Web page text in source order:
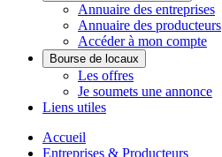
Annuaire des entreprises
Annuaire des producteurs
Accéder à mon compte
Bourse de locaux
Les offres
Je soumets une annonce
Liens utiles
Accueil
Entreprises & Producteurs